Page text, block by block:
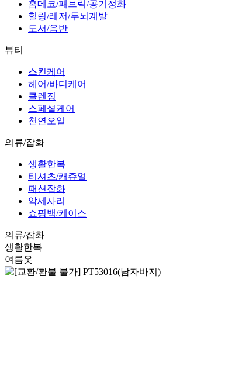
홈데코/패브릭/공기정화
힐링/레저/두뇌계발
도서/음반
뷰티
스킨케어
헤어/바디케어
클렌징
스페셜케어
천연오일
의류/잡화
생활한복
티셔츠/캐쥬얼
패션잡화
악세사리
쇼핑백/케이스
의류/잡화
생활한복
여름옷